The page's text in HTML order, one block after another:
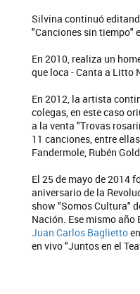
Silvina continuó
"Canciones sin tiempo"
En 2010, realiza un
que loca - Canta a Litto
En 2012, la artista
colegas, en este caso
a la venta "Trovas
11 canciones, entre
Fandermole, Rubén
El 25 de mayo de 2014
aniversario de la
show "Somos Cultura"
Nación. Ese mismo año
Juan Carlos Baglietto
en vivo "Juntos en el